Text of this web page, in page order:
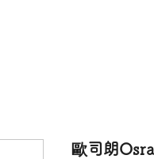
歐司朗